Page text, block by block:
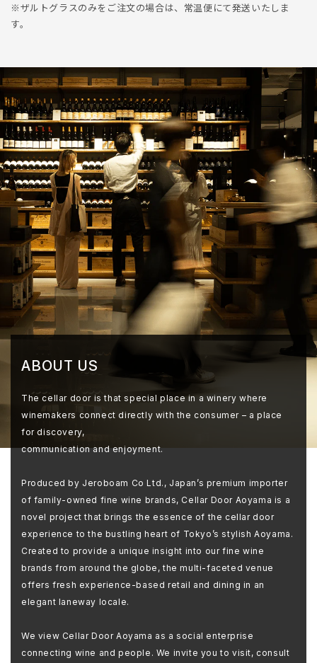
※ザルトグラスのみをご注文の場合は、常温便にて発送いたしま
す。
ABOUT US
The cellar door is that special place in a winery where
winemakers connect directly with the consumer – a place
for discovery,
communication and enjoyment.
Produced by Jeroboam Co Ltd., Japan’s premium importer
of family-owned fine wine brands, Cellar Door Aoyama is a
novel project that brings the essence of the cellar door
experience to the bustling heart of Tokyo’s stylish Aoyama.
Created to provide a unique insight into our fine wine
brands from around the globe, the multi-faceted venue
offers fresh experience-based retail and dining in an
elegant laneway locale.
We view Cellar Door Aoyama as a social enterprise
connecting wine and people. We invite you to visit, consult